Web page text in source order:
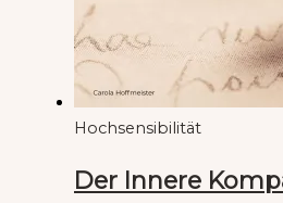
Hochsensibilität
Der Innere